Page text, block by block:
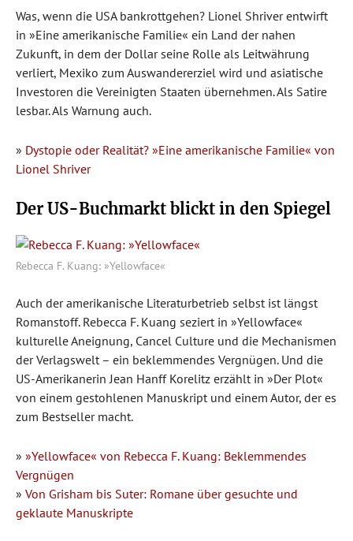
Was, wenn die USA bankrottgehen? Lionel Shriver entwirft
in »Eine amerikanische Familie« ein Land der nahen
Zukunft, in dem der Dollar seine Rolle als Leitwährung
verliert, Mexiko zum Auswandererziel wird und asiatische
Investoren die Vereinigten Staaten übernehmen. Als Satire
lesbar. Als Warnung auch.
» Dystopie oder Realität? »Eine amerikanische Familie« von
Lionel Shriver
Der US-Buchmarkt blickt in den Spiegel
Rebecca F. Kuang: »Yellowface«
Auch der amerikanische Literaturbetrieb selbst ist längst
Romanstoff. Rebecca F. Kuang seziert in »Yellowface«
kulturelle Aneignung, Cancel Culture und die Mechanismen
der Verlagswelt – ein beklemmendes Vergnügen. Und die
US-Amerikanerin Jean Hanff Korelitz erzählt in »Der Plot«
von einem gestohlenen Manuskript und einem Autor, der es
zum Bestseller macht.
» »Yellowface« von Rebecca F. Kuang: Beklemmendes
Vergnügen
» Von Grisham bis Suter: Romane über gesuchte und
geklaute Manuskripte